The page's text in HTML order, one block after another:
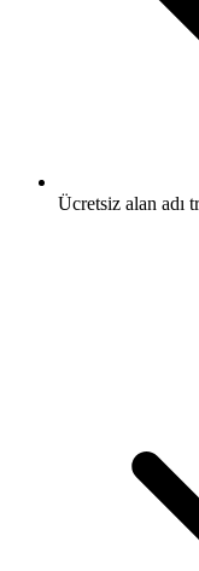
Ücretsiz alan adı